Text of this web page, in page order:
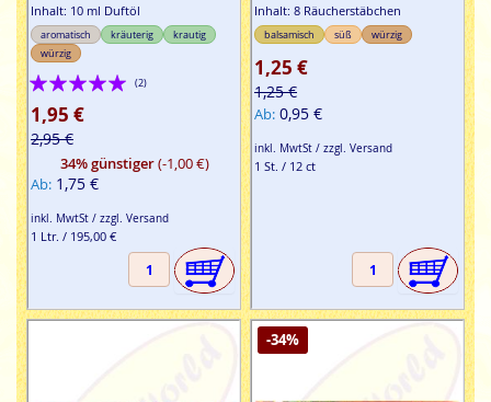
Inhalt: 10 ml Duftöl
aromatisch kräuterig
krautig
würzig
Bewertung:
100%
(2)
1,95 €
2,95 €
34% günstiger(-1,00 €)
Ab 1,75 €
inkl. MwtSt / zzgl. Versand
1 Ltr. / 195,00 €
Inhalt: 8 Räucherstäbchen
balsamisch süß würzig
1,25 €
1,25 €
Ab 0,95 €
inkl. MwtSt / zzgl. Versand
1 St. / 12 ct
-34%